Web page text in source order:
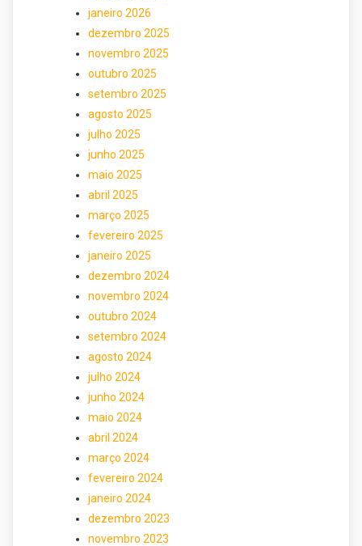
janeiro 2026
dezembro 2025
novembro 2025
outubro 2025
setembro 2025
agosto 2025
julho 2025
junho 2025
maio 2025
abril 2025
março 2025
fevereiro 2025
janeiro 2025
dezembro 2024
novembro 2024
outubro 2024
setembro 2024
agosto 2024
julho 2024
junho 2024
maio 2024
abril 2024
março 2024
fevereiro 2024
janeiro 2024
dezembro 2023
novembro 2023